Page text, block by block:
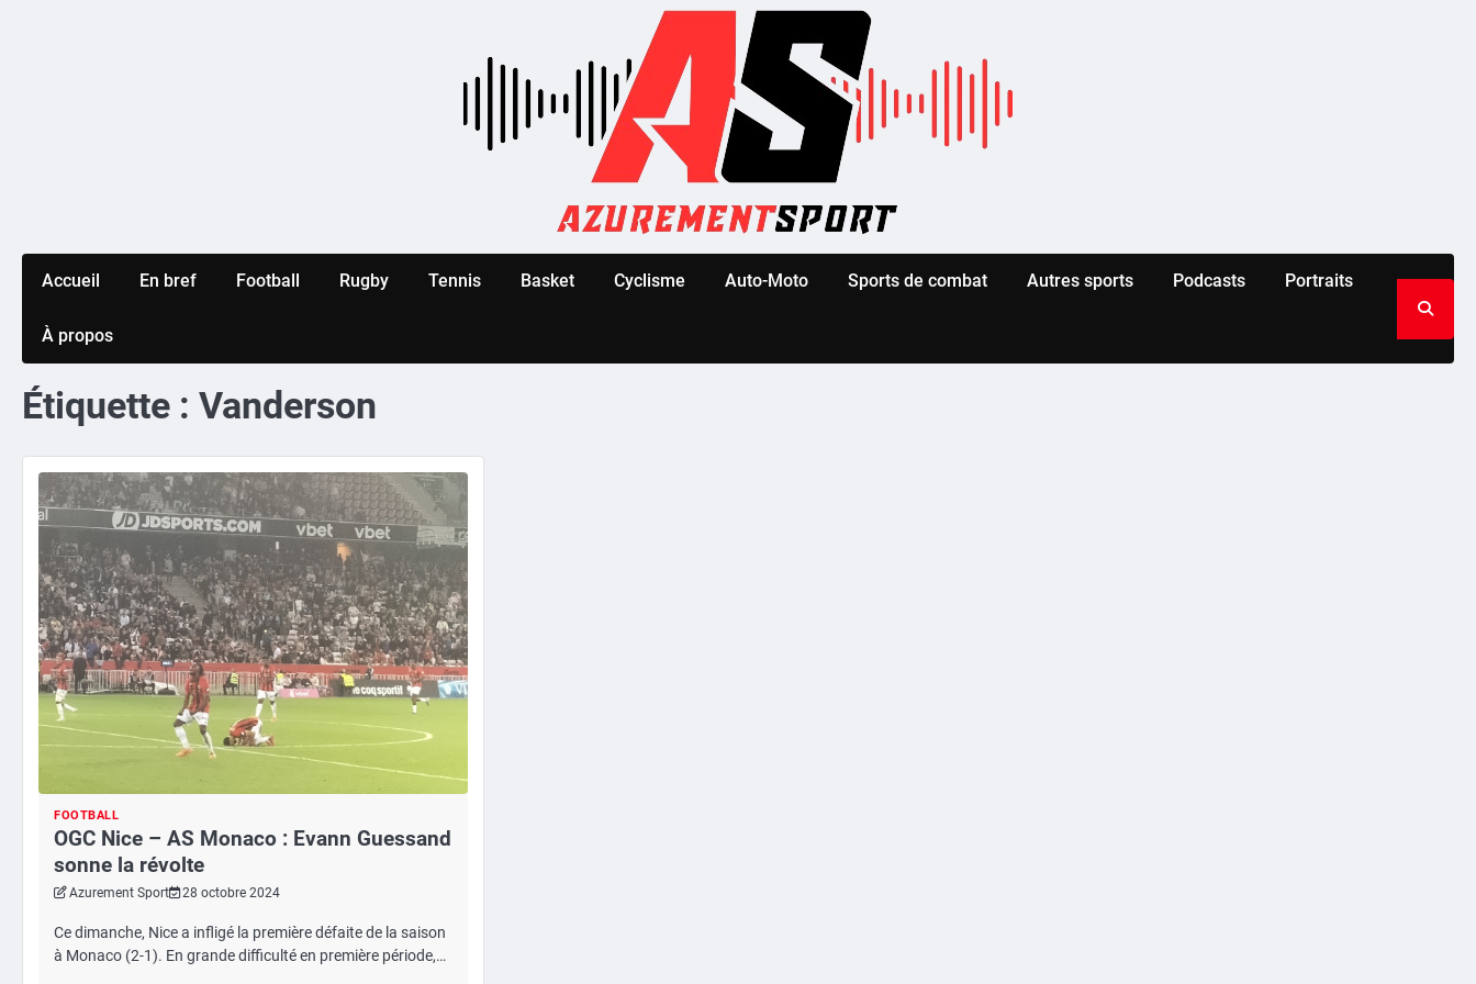
Accueil En bref Football Rugby Tennis Basket Cyclisme Auto-Moto Sports de combat Autres sports Podcasts Portraits
À propos
Étiquette : Vanderson
FOOTBALL
OGC Nice – AS Monaco : Evann Guessand
sonne la révolte
Azurement Sport 28 octobre 2024
Ce dimanche, Nice a infligé la première défaite de la saison
à Monaco (2-1). En grande difficulté en première période,…